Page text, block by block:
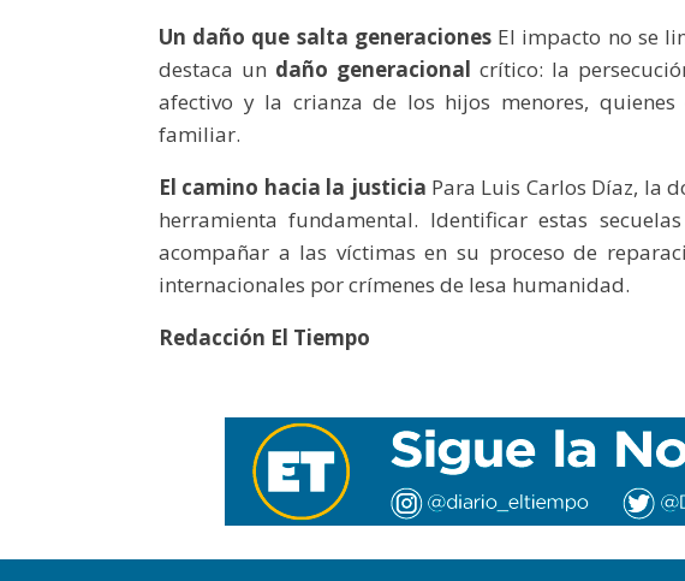
Un daño que salta generacionesEl impacto no se
destaca un daño generacional crítico: la
afectivo y la crianza de los hijos menores,
familiar.
El camino hacia la justicia Para Luis Carlos Díaz, la
herramienta fundamental. Identificar estas
acompañar a las víctimas en su proceso de
internacionales por crímenes de lesa humanidad.
Redacción El Tiempo